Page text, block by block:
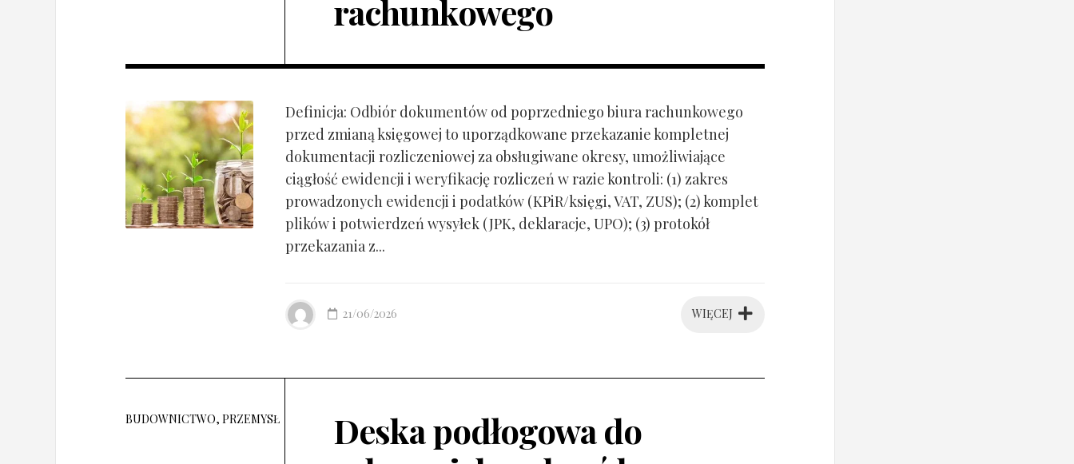
rachunkowego
Definicja: Odbiór dokumentów od poprzedniego biura rachunkowego
przed zmianą księgowej to uporządkowane przekazanie kompletnej
dokumentacji rozliczeniowej za obsługiwane okresy, umożliwiające
ciągłość ewidencji i weryfikację rozliczeń w razie kontroli: (1) zakres
prowadzonych ewidencji i podatków (KPiR/księgi, VAT, ZUS); (2) komplet
plików i potwierdzeń wysyłek (JPK, deklaracje, UPO); (3) protokół
przekazania z...
WIĘCEJ
21/06/2026
BUDOWNICTWO, PRZEMYSŁ
Deska podłogowa do